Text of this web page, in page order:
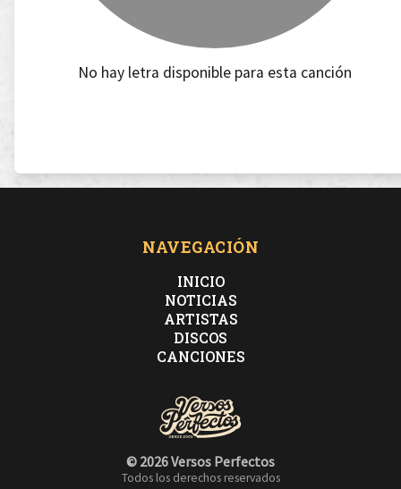
No hay letra disponible para esta canción
NAVEGACIÓN
INICIO
NOTICIAS
ARTISTAS
DISCOS
CANCIONES
© 2026 Versos Perfectos
Todos los derechos reservados